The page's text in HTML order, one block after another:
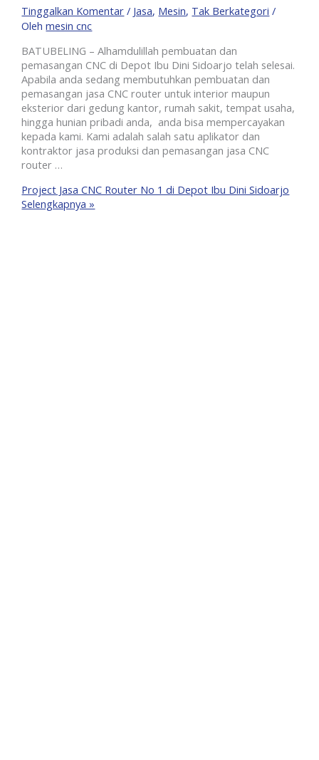
Tinggalkan Komentar / Jasa, Mesin, Tak Berkategori /
Olehmesin cnc
BATUBELING – Alhamdulillah pembuatan dan
pemasangan CNC di Depot Ibu Dini Sidoarjo telah selesai.
Apabila anda sedang membutuhkan pembuatan dan
pemasangan jasa CNC router untuk interior maupun
eksterior dari gedung kantor, rumah sakit, tempat usaha,
hingga hunian pribadi anda, anda bisa mempercayakan
kepada kami. Kami adalah salah satu aplikator dan
kontraktor jasa produksi dan pemasangan jasa CNC
router …
Project Jasa CNC Router No 1 di Depot Ibu Dini Sidoarjo
Selengkapnya »